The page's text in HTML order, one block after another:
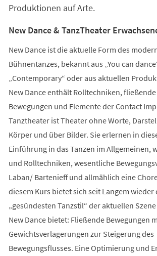
Produktionen auf Arte.
New Dance & TanzTheater
New Dance ist die aktuelle Form des
Bühnentanzes, bekannt aus „You can
„Contemporary“ oder aus aktuellen
New Dance enthält Rolltechniken,
Bewegungen und Elemente der Contact
Tanztheater ist Theater ohne Worte,
Körper und über Bilder. Sie erlernen in
Einführung in das Tanzen im Allgemeinen,
und Rolltechniken, wesentliche
Laban/ Bartenieff und allmählich eine
diesem Kurs bietet sich seit Langem wieder
„gesündesten Tanzstil“ der aktuellen
New Dance bietet: Fließende Bewegungen
Gewichtsverlagerungen zur Steigerung des
Bewegungsflusses. Eine Optimierung und